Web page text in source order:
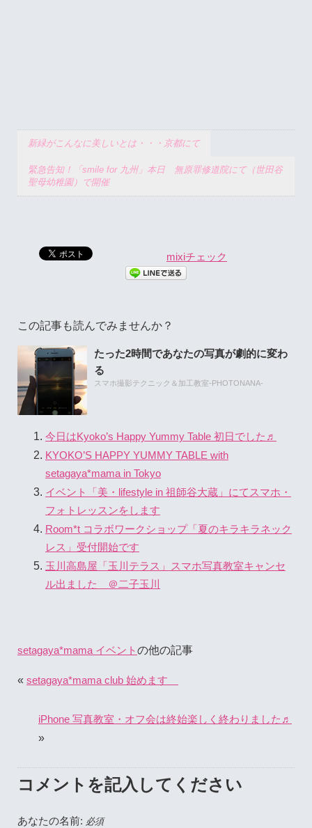
新緑がこんなに美しいとは・・・京都にて
緊急告知！「smile for 九州」本日 無原罪修道院にて（世田谷
聖母幼稚園）で開催
mixiチェック
この記事も読んでみませんか？
たった2時間であなたの写真が劇的に変わ
る
スマホ撮影テクニック＆加工教室-PHOTONANA-
今日はKyoko’s Happy Yummy Table 初日でした♬
KYOKO’S HAPPY YUMMY TABLE with
setagaya*mama in Tokyo
イベント「美・lifestyle in 祖師谷大蔵」にてスマホ・
フォトレッスンをします
Room*t コラボワークショップ「夏のキラキラネック
レス」受付開始です
玉川高島屋「玉川テラス」スマホ写真教室キャンセ
ル出ました ＠二子玉川
setagaya*mama イベントの他の記事
« setagaya*mama club 始めます
iPhone 写真教室・オフ会は終始楽しく終わりました♬
»
コメントを記入してください
あなたの名前: 必須